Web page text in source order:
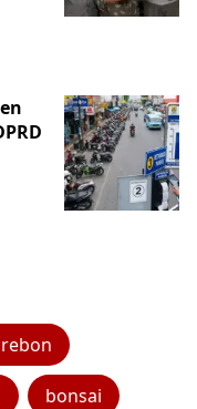
bonsai